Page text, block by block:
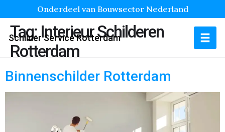
Onderdeel van Bouwsector Nederland
Schilder Service Rotterdam
Tag:Interieur Schilderen
Rotterdam
Binnenschilder Rotterdam